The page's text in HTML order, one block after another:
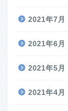
2021年7月
2021年6月
2021年5月
2021年4月